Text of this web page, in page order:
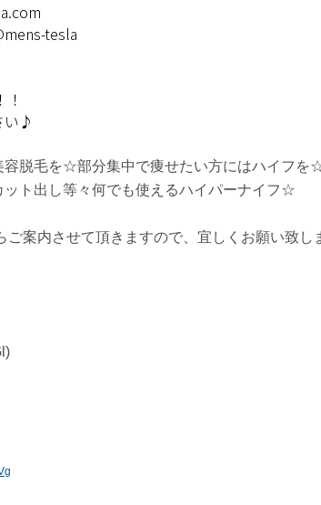
tesla
い♪
容脱毛を☆部分集中で痩せたい方にはハイフを
ト出し等々何でも使えるハイパーナイフ☆
案内させて頂きますので、宜しくお願い致し
)